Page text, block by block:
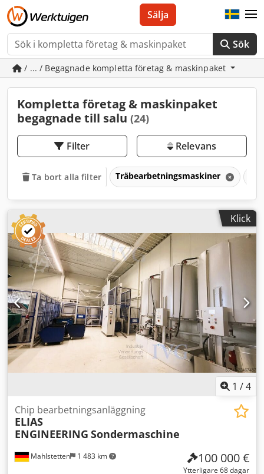
Sök
Sälja
/ ... / Begagnade kompletta företag & maskinpaket
Kompletta företag & maskinpaket
begagnade till salu (24)
Filter Relevans
Ta bort alla filter Träbearbetningsmaskiner
Klick
1 /4
Mahlstetten 1 483 km
Chip bearbetningsanläggning
ELIAS
ENGINEERING Sondermaschine
100 000 €
Ytterligare 68 dagar